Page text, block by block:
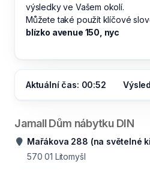
výsledky ve Vašem okolí.
Můžete také použít klíčové
blízko avenue 150, nyc
Aktuální čas: 00:52
Jamall Dům nábytku DIN
Mařákova 288 (na světelné
570 01 Litomyšl